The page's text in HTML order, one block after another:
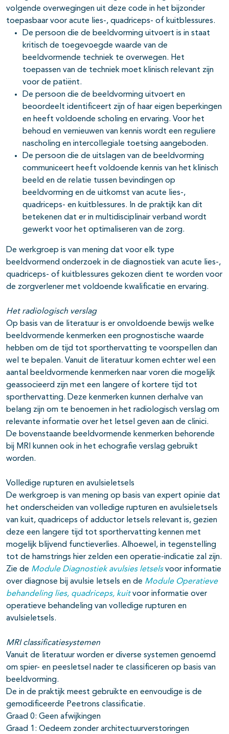
volgende overwegingen uit deze code in het bijzonder
toepasbaar voor acute lies-, quadriceps- of kuitblessures.
De persoon die de beeldvorming uitvoert is in staat
kritisch de toegevoegde waarde van de
beeldvormende techniek te overwegen. Het
toepassen van de techniek moet klinisch relevant zijn
voor de patiënt.
De persoon die de beeldvorming uitvoert en
beoordeelt identificeert zijn of haar eigen beperkingen
en heeft voldoende scholing en ervaring. Voor het
behoud en vernieuwen van kennis wordt een reguliere
nascholing en intercollegiale toetsing aangeboden.
De persoon die de uitslagen van de beeldvorming
communiceert heeft voldoende kennis van het klinisch
beeld en de relatie tussen bevindingen op
beeldvorming en de uitkomst van acute lies-,
quadriceps- en kuitblessures. In de praktijk kan dit
betekenen dat er in multidisciplinair verband wordt
gewerkt voor het optimaliseren van de zorg.
De werkgroep is van mening dat voor elk type
beeldvormend onderzoek in de diagnostiek van acute lies-,
quadriceps- of kuitblessures gekozen dient te worden voor
de zorgverlener met voldoende kwalificatie en ervaring.
Het radiologisch verslag
Op basis van de literatuur is er onvoldoende bewijs welke
beeldvormende kenmerken een prognostische waarde
hebben om de tijd tot sporthervatting te voorspellen dan
wel te bepalen. Vanuit de literatuur komen echter wel een
aantal beeldvormende kenmerken naar voren die mogelijk
geassocieerd zijn met een langere of kortere tijd tot
sporthervatting. Deze kenmerken kunnen derhalve van
belang zijn om te benoemen in het radiologisch verslag om
relevante informatie over het letsel geven aan de clinici.
De bovenstaande beeldvormende kenmerken behorende
bij MRI kunnen ook in het echografie verslag gebruikt
worden.
Volledige rupturen en avulsieletsels
De werkgroep is van mening op basis van expert opinie dat
het onderscheiden van volledige rupturen en avulsieletsels
van kuit, quadriceps of adductor letsels relevant is, gezien
deze een langere tijd tot sporthervatting kennen met
mogelijk blijvend functieverlies. Alhoewel, in tegenstelling
tot de hamstrings hier zelden een operatie-indicatie zal zijn.
Zie de Module Diagnostiek avulsies letselsvoor informatie
over diagnose bij avulsie letsels en de Module Operatieve
behandeling lies, quadriceps, kuitvoor informatie over
operatieve behandeling van volledige rupturen en
avulsieletsels.
MRI classificatiesystemen
Vanuit de literatuur worden er diverse systemen genoemd
om spier- en peesletsel nader te classificeren op basis van
beeldvorming.
De in de praktijk meest gebruikte en eenvoudige is de
gemodificeerde Peetrons classificatie.
Graad 0: Geen afwijkingen
Graad 1: Oedeem zonder architectuurverstoringen